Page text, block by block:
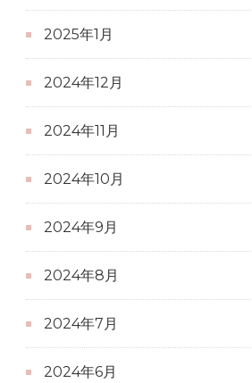
2025年1月
2024年12月
2024年11月
2024年10月
2024年9月
2024年8月
2024年7月
2024年6月